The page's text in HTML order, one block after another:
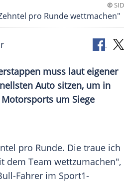
©SID
pro Runde wettmachen"
muss laut eigener
Auto sitzen, um in
Motorsports um Siege
pro Runde. Die traue ich
dem Team wettzumachen",
Fahrer im Sport1-